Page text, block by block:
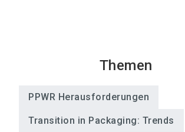
Themen
PPWR Herausforderungen
Transition in Packaging: Trends